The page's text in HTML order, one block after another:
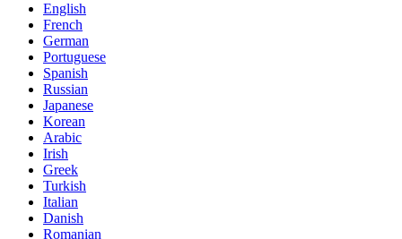
English
French
German
Portuguese
Spanish
Russian
Japanese
Korean
Arabic
Irish
Greek
Turkish
Italian
Danish
Romanian